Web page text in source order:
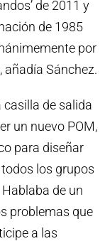
de 2011 y
de 1985
por
añadía Sánchez.
casilla de salida
un nuevo POM,
para diseñar
los grupos
de un
problemas que
a las